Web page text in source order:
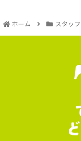
ホーム スタッ